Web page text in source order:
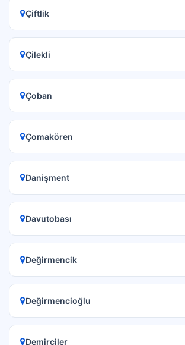
Çiftlik
Çilekli
Çoban
Çomakören
Danişment
Davutobası
Değirmencik
Değirmencioğlu
Demirciler